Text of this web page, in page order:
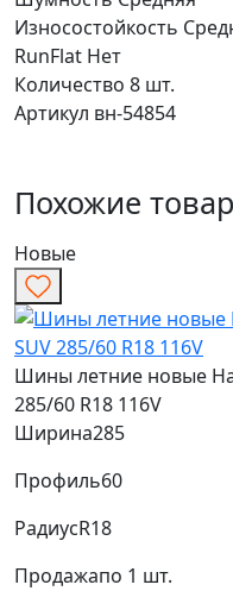
Износостойкость
RunFlat Нет
Количество 8 шт.
Артикул вн-54854
Похожие
Новые
Шины летние новые
285/60 R18 116V
Ширина285
Профиль60
РадиусR18
Продажапо 1 шт.